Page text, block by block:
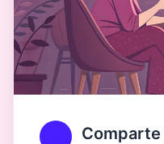
Comparte